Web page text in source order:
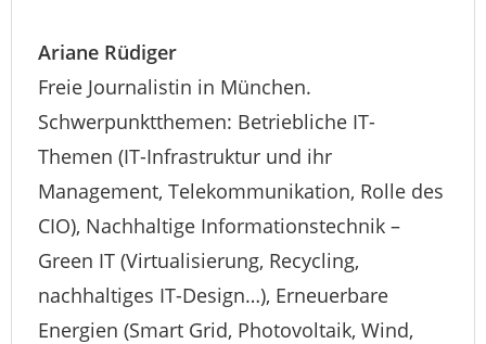
Ariane Rüdiger
Freie Journalistin in München.
Schwerpunktthemen: Betriebliche IT-
Themen (IT-Infrastruktur und ihr
Management, Telekommunikation, Rolle des
CIO), Nachhaltige Informationstechnik –
Green IT (Virtualisierung, Recycling,
nachhaltiges IT-Design…), Erneuerbare
Energien (Smart Grid, Photovoltaik, Wind,